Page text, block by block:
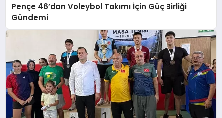
Pençe 46’dan Voleybol Takımı İçin Güç Birliği
Gündemi